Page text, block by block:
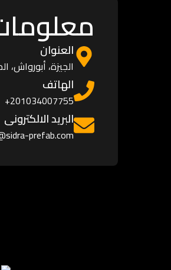
العنوان
الجيزة، أبورواش،
الهاتف
201034007755+
البريد الالكترونى
prefab.com